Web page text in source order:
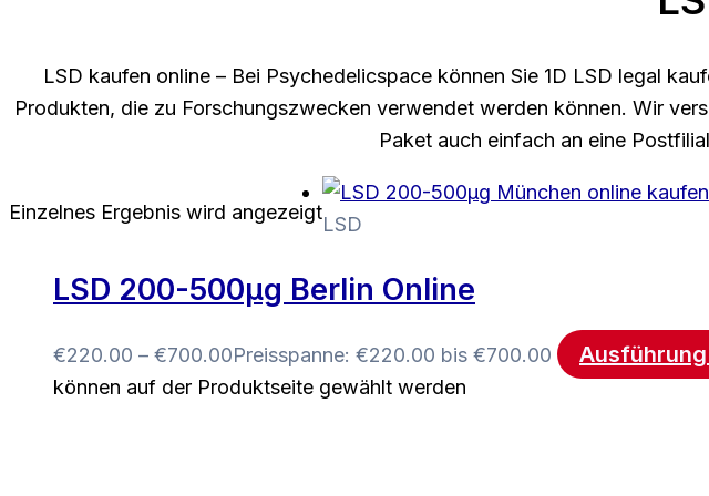
LSD kaufen online – Bei Psychedelicspace können Sie 1D LSD legal
Produkten, die zu Forschungszwecken verwendet werden können. Wir
Paket auch einfach an eine
Einzelnes Ergebnis wird angezeigt
LSD
LSD 200-500µg Berlin Online
€220.00 – €700.00Preisspanne: €220.00 bis €700.00
können auf der Produktseite gewählt werden